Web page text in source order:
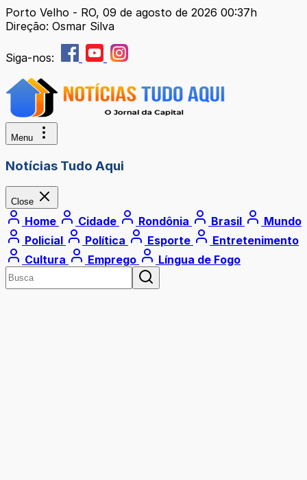
Porto Velho - RO, 09 de agosto de 2026 00:37h
Direção: Osmar Silva
Siga-nos:
Menu
Notícias Tudo Aqui
Close
Home Cidade Rondônia Brasil
Mundo
Policial
Política Esporte
Entretenimento
Cultura
Emprego Língua de Fogo